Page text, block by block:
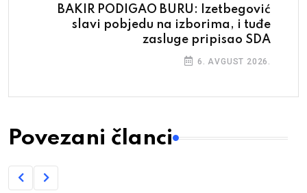
BAKIR PODIGAO BURU: Izetbegović
slavi pobjedu na izborima, i tuđe
zasluge pripisao SDA
6. AVGUST 2026.
Povezani članci